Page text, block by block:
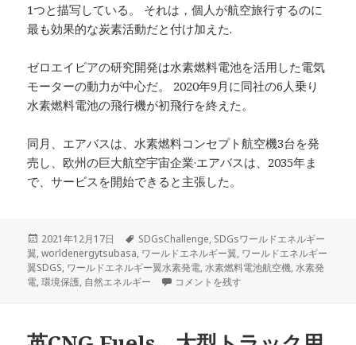
1つと描写している。 それは，個人が航空旅行するのに
最も効果的な炭素活動だと付け加えた.
ゼロエイビアの研究開発は水素燃料電池を活用した電気
モーターの動力が中心だ。 2020年9月に同社の6人乗り
水素燃料電池の飛行機が初飛行を終えた。
同月、エアバスは、水素燃料コンセプト航空機3台を発
売し、欧州の巨大航空宇宙企業·エアバスは、2035年ま
で、サービスを開始できると主張した。
投
稿
日:
2021年12月17日
タ
グ
SDGsChallenge, SDGsワールドエネルギー
翼,worldenergytsubasa, ワールドエネルギー翼, ワールドエネルギー
翼SDGS, ワールドエネルギー翼水素発電,水素燃料電池航空機,水素発
電,環境保護, 自然エネルギー 水素燃料電池航空機、2024年より商業運
コメントを残す